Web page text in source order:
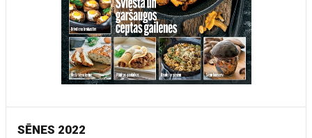
SĒNES 2022